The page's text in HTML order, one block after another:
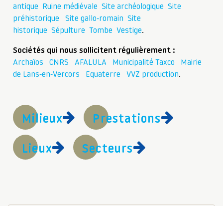
antique
Ruine médiévale Site archéologique Site
préhistorique
Site gallo-romain Site
historique Sépulture Tombe Vestige.
Sociétés qui nous sollicitent régulièrement :
Archaïos
CNRS AFALULA Municipalité Taxco
Mairie
de Lans-en-Vercors
Equaterre VVZ production.
Milieux Prestations
Lieux Secteurs